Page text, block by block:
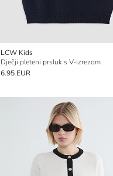
LCW Kids
Dječji pleteni prsluk s V-izrezom
6.95 EUR